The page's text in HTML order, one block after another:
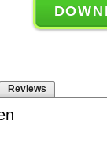
Reviews